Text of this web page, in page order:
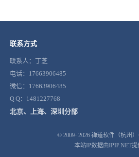
联系方式
联系人：丁芝
电话：17663906485
微信：17663906485
Q Q：1481227768
北京、上海、深圳分部
© 2009- 2026 禅道软件（杭州）
本站IP数据由IPIP.NET提